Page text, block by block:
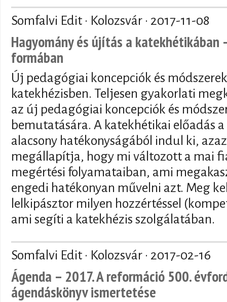
Somfalvi Edit · Kolozsvár · 2017-11-08
Hagyomány és újítás a
formában
Új pedagógiai koncepciók és
katekhézisben. Teljesen gyakorlati
az új pedagógiai koncepciók és
bemutatására. A katekhétikai előadás
alacsony hatékonyságából indul ki,
megállapítja, hogy mi változott a mai
megértési folyamataiban, ami
engedi hatékonyan művelni azt. Meg
lelkipásztor milyen hozzértéssel
ami segíti a katekhézis szolgálatában.
Somfalvi Edit · Kolozsvár · 2017-02-16
Ágenda – 2017. A reformáció 500.
ágendáskönyv ismertetése